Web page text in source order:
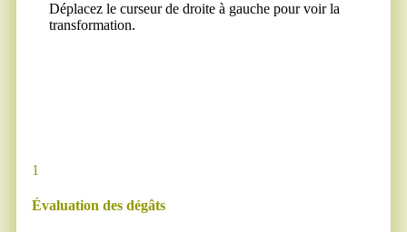
Déplacez le curseur de droite à gauche pour voir la
transformation.
1
Évaluation des dégâts